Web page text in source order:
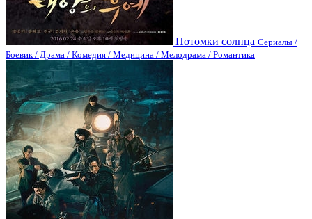
Потомки солнца Сериалы /
Боевик / Драма / Комедия / Медицина / Мелодрама / Романтика